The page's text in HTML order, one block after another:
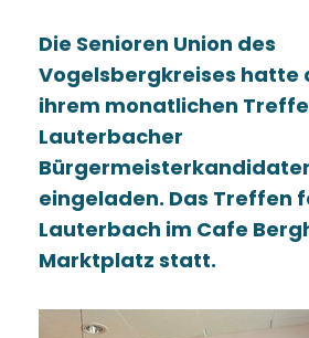
Die Senioren Union des
Vogelsbergkreises hatte
ihrem monatlichen
Lauterbacher
eingeladen. Das Treffen
Lauterbach im Cafe
Marktplatz statt.